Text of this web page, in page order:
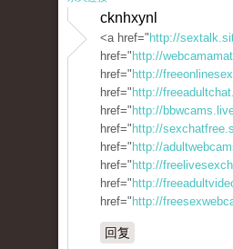
cknhxynl
<a href=" http://
href=" http://
href=" http://
href=" http://
href=" http://
href=" http://
href=" http://
href=" http://
href=" http://
href=" http://
回复